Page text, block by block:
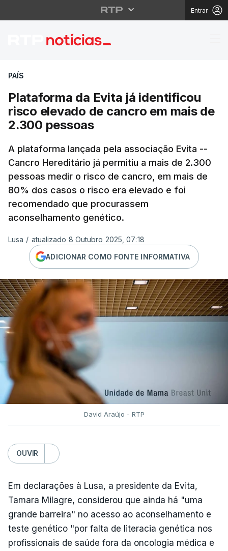
Entrar
Plataforma da Evita
PAÍS
Plataforma da Evita já identificou
risco elevado de cancro em mais de
2.300 pessoas
A plataforma lançada pela associação Evita --
Cancro Hereditário já permitiu a mais de 2.300
pessoas medir o risco de cancro, em mais de
80% dos casos o risco era elevado e foi
recomendado que procurassem
aconselhamento genético.
Lusa / atualizado 8 Outubro 2025, 07:18
ADICIONAR COMO FONTE INFORMATIVA
David Araújo - RTP
OUVIR
Em declarações à Lusa, a presidente da Evita,
Tamara Milagre, considerou que ainda há "uma
grande barreira" no acesso ao aconselhamento e
teste genético "por falta de literacia genética nos
profissionais de saúde fora da oncologia médica e